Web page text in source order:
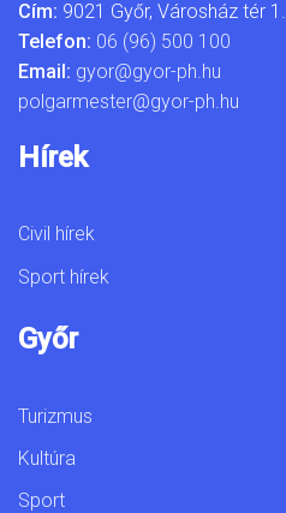
Cím: 9021 Győr, Városház tér 1.
Telefon: 06 (96) 500 100
Email: gyor@gyor-ph.hu
polgarmester@gyor-ph.hu
Hírek
Civil hírek
Sport hírek
Győr
Turizmus
Kultúra
Sport